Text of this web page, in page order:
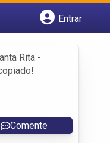
Entrar
Rita -
Comente